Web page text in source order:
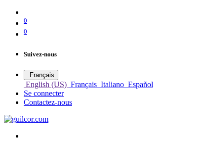
0
0
Suivez-nous
Français
English (US) Français Italiano Español
Se connecter
Contactez-nous